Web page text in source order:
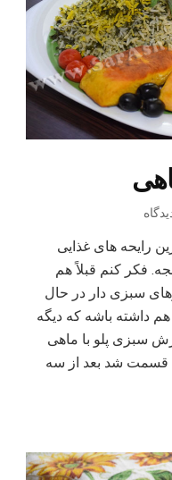
پلو
با
ماهی
رایحه های غذایی
فکر کنم قبلاً هم
سبزی دار در حال
داشته باشه که دیگه
سبزی پلو با ماهی
قسمت شد بعد از سه